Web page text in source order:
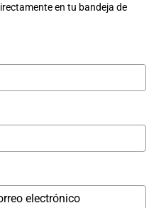
en tu bandeja de